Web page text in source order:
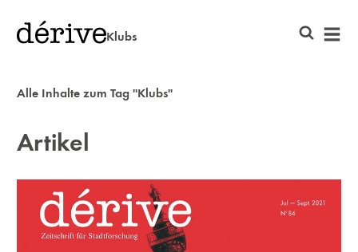
Klubs
Alle Inhalte zum Tag "Klubs"
Artikel